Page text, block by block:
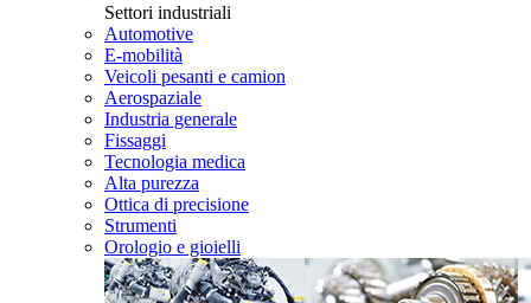
Settori industriali
Automotive
E-mobilità
Veicoli pesanti e camion
Aerospaziale
Industria generale
Fissaggi
Tecnologia medica
Alta purezza
Ottica di precisione
Strumenti
Orologio e gioielli